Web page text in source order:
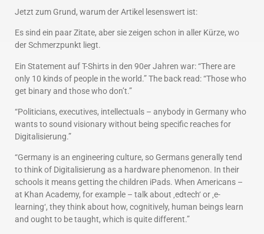
Jetzt zum Grund, warum der Artikel lesenswert ist:
Es sind ein paar Zitate, aber sie zeigen schon in aller Kürze, wo
der Schmerzpunkt liegt.
Ein Statement auf T-Shirts in den 90er Jahren war: “There are
only 10 kinds of people in the world.” The back read: “Those who
get binary and those who don’t.”
“Politicians, executives, intellectuals – anybody in Germany who
wants to sound visionary without being specific reaches for
Digitalisierung.”
“Germany is an engineering culture, so Germans generally tend
to think of Digitalisierung as a hardware phenomenon. In their
schools it means getting the children iPads. When Americans –
at Khan Academy, for example – talk about ‚edtech‘ or ‚e-
learning‘, they think about how, cognitively, human beings learn
and ought to be taught, which is quite different.”